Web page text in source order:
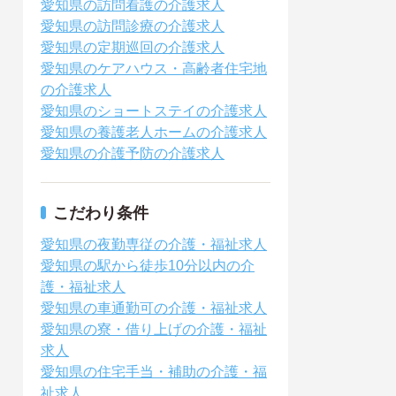
愛知県の訪問看護の介護求人
愛知県の訪問診療の介護求人
愛知県の定期巡回の介護求人
愛知県のケアハウス・高齢者住宅地
の介護求人
愛知県のショートステイの介護求人
愛知県の養護老人ホームの介護求人
愛知県の介護予防の介護求人
こだわり条件
愛知県の夜勤専従の介護・福祉求人
愛知県の駅から徒歩10分以内の介
護・福祉求人
愛知県の車通勤可の介護・福祉求人
愛知県の寮・借り上げの介護・福祉
求人
愛知県の住宅手当・補助の介護・福
祉求人